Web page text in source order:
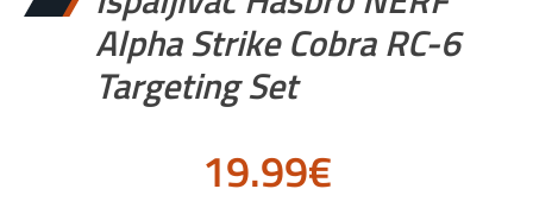
Alpha Strike Cobra RC-6
Targeting Set
19.99€